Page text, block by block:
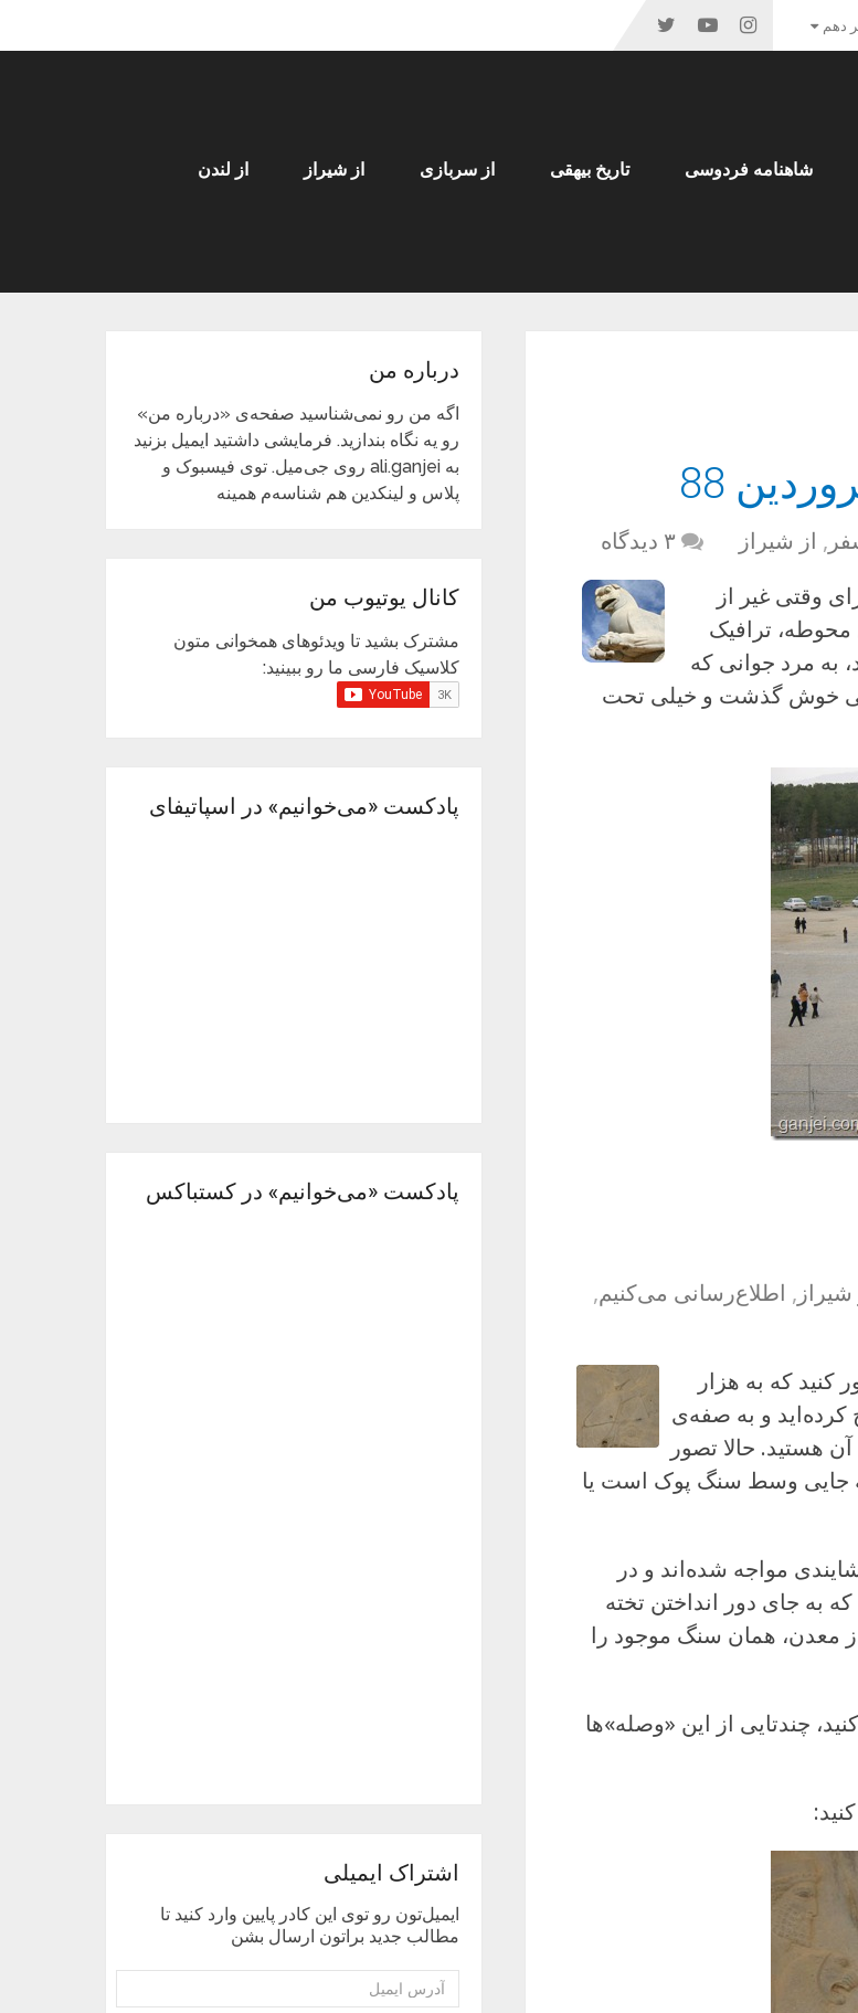
دهم
شاهنامه فردوسی تاریخ بیهقی از سربازی از شیراز از لندن
88
, از شیراز
۳ دیدگاه
وقتی غیر از
ترافیک
به مرد جوانی که
خوش گذشت و خیلی تحت
شیراز , اطلاع‌رسانی می‌کنیم,
که به هزار
و به صفه‌ی
هستید. حالا تصور
جایی وسط سنگ پوک است یا
مواجه شده‌اند و در
به جای دور انداختن تخته
معدن، همان سنگ موجود را
چندتایی از این «وصله‌»ها
درباره من
اگه من رو نمی‌شناسید صفحه‌ی «درباره من»
رو یه نگاه بندازید. فرمایشی داشتید ایمیل بزنید
به ali.ganjei روی جی‌میل. توی فیسبوک و
پلاس و لینکدین هم شناسه‌م همینه
کانال یوتیوب من
مشترک بشید تا ویدئوهای همخوانی متون
کلاسیک فارسی ما رو ببینید:
پادکست «می‌خوانیم» در اسپاتیفای
پادکست «می‌خوانیم» در کستباکس
اشتراک ایمیلی
ایمیل‌تون رو توی این کادر پایین وارد کنید تا
مطالب جدید براتون ارسال بشن
آدرس
ایمیل